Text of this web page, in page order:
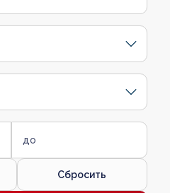
до
Сбросить